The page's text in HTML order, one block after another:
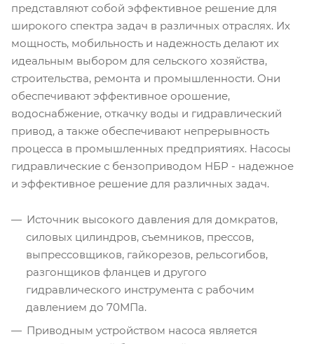
представляют собой эффективное решение для
широкого спектра задач в различных отраслях. Их
мощность, мобильность и надежность делают их
идеальным выбором для сельского хозяйства,
строительства, ремонта и промышленности. Они
обеспечивают эффективное орошение,
водоснабжение, откачку воды и гидравлический
привод, а также обеспечивают непрерывность
процесса в промышленных предприятиях. Насосы
гидравлические с бензоприводом НБР - надежное
и эффективное решение для различных задач.
Источник высокого давления для домкратов,
силовых цилиндров, съемников, прессов,
выпрессовщиков, гайкорезов, рельсогибов,
разгонщиков фланцев и другого
гидравлического инструмента с рабочим
давлением до 70МПа.
Приводным устройством насоса является